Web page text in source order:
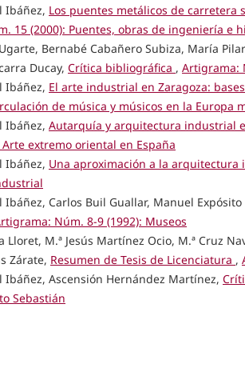
Ibáñez, Los puentes metálicos de carretera
15 (2000): Puentes, obras de ingeniería e
Bernabé Cabañero Subiza, María
Ducay, Crítica bibliográfica , Artigrama:
Ibáñez, El arte industrial en Zaragoza:
de música y músicos en la Europa
Ibáñez, Autarquía y arquitectura industrial
extremo oriental en España
Ibáñez, Una aproximación a la arquitectura
Ibáñez, Carlos Buil Guallar, Manuel Expósito
Núm. 8-9 (1992): Museos
Lloret, M.ª Jesús Martínez Ocio, M.ª Cruz
Zárate, Resumen de Tesis de Licenciatura ,
Ibáñez, Ascensión Hernández Martínez,
Sebastián